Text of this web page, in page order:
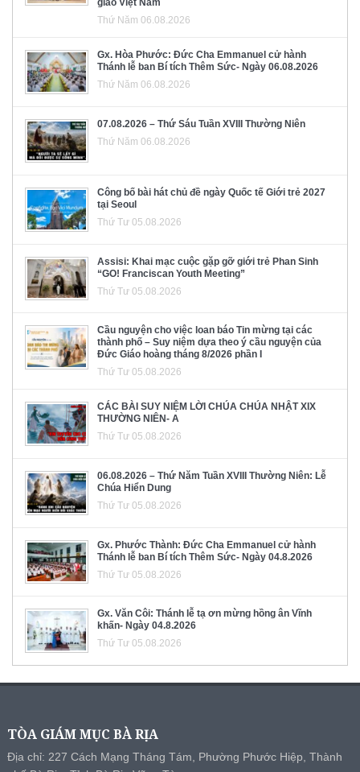
giáo Việt Nam
Thứ Năm 06.08.2026
Gx. Hòa Phước: Đức Cha Emmanuel cử hành
Thánh lễ ban Bí tích Thêm Sức- Ngày 06.08.2026
Thứ Năm 06.08.2026
07.08.2026 – Thứ Sáu Tuần XVIII Thường Niên
Thứ Năm 06.08.2026
Công bố bài hát chủ đề ngày Quốc tế Giới trẻ 2027
tại Seoul
Thứ Tư 05.08.2026
Assisi: Khai mạc cuộc gặp gỡ giới trẻ Phan Sinh
“GO! Franciscan Youth Meeting”
Thứ Tư 05.08.2026
Cầu nguyện cho việc loan báo Tin mừng tại các
thành phố – Suy niệm dựa theo ý cầu nguyện của
Đức Giáo hoàng tháng 8/2026 phần I
Thứ Tư 05.08.2026
CÁC BÀI SUY NIỆM LỜI CHÚA CHÚA NHẬT XIX
THƯỜNG NIÊN- A
Thứ Tư 05.08.2026
06.08.2026 – Thứ Năm Tuần XVIII Thường Niên: Lễ
Chúa Hiển Dung
Thứ Tư 05.08.2026
Gx. Phước Thành: Đức Cha Emmanuel cử hành
Thánh lễ ban Bí tích Thêm Sức- Ngày 04.8.2026
Thứ Tư 05.08.2026
Gx. Văn Côi: Thánh lễ tạ ơn mừng hồng ân Vĩnh
khấn- Ngày 04.8.2026
Thứ Tư 05.08.2026
TÒA GIÁM MỤC BÀ RỊA
Địa chỉ: 227 Cách Mạng Tháng Tám, Phường Phước Hiệp, Thành